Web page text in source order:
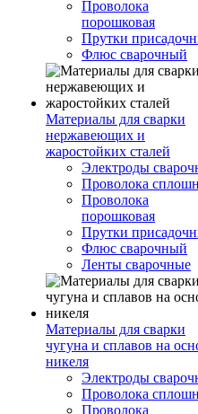
Проволока
порошковая
Прутки
Флюс сварочный
Материалы для сварки
нержавеющих и
жаростойких сталей
Электроды
Проволока
Проволока
порошковая
Прутки
Флюс сварочный
Ленты сварочные
Материалы для сварки
чугуна и сплавов на
никеля
Электроды
Проволока
Проволока